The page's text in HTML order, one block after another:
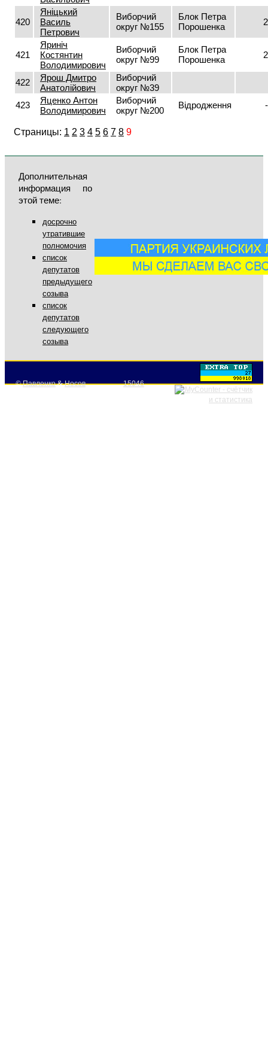
420
Яніцький
Василь
Петрович
Виборчий
округ №155
Блок Петра
Порошенка
421
Яриніч
Костянтин
Володимирович
Виборчий
округ №99
Блок Петра
Порошенка
422
Ярош Дмитро
Анатолійович
Виборчий
округ №39
423
Яценко Антон
Володимирович
Виборчий
округ №200
Відродження
Страницы: 1 2 3 4 5 6 7 8 9
Дополнительная
информация по
этой теме:
досрочно
утратившие
полномочия
список
депутатов
предыдущего
созыва
список
депутатов
следующего
созыва
©Павленко&Носов 15046